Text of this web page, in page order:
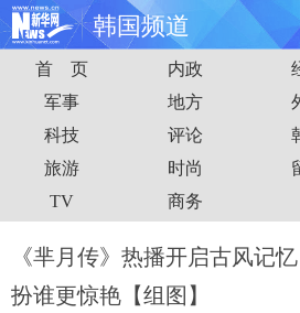
韩国频道
首页 时政
娱乐 体育
时尚 思客
港澳 台湾
科技 能源
首 页 内政
军事
地方
科技
评论
旅游
时尚
TV
商务
《芈月传》热播开启古风记
扮谁更惊艳【组图】